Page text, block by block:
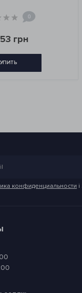
конфиденциальности